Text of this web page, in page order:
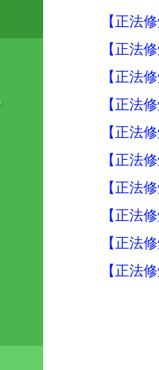
【正法
【正法
【正法
【正法
【正法
【正法
【正法
【正法
【正法
【正法